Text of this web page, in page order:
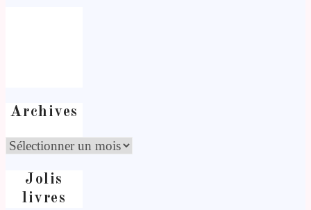
Archives
Jolis
livres